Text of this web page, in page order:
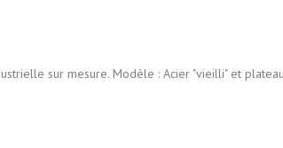
sur mesure. Modèle : Acier "vieilli" et